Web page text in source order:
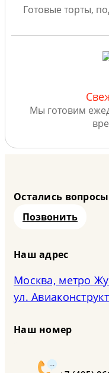
Готовые торты,
Мы готовим
Остались
Позвонить
Наш адрес
Москва, метро
ул.
Наш номер